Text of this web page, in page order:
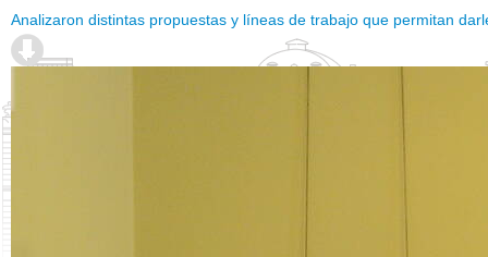
Analizaron distintas propuestas y líneas de trabajo que permitan